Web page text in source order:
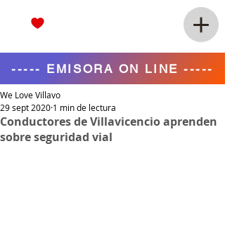
----- EMISORA ON LINE -----
Conductores de Villavicencio aprenden
sobre seguridad vial
We Love Villavo
29 sept 2020 1 min de lectura